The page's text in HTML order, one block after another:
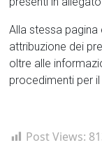
Alla stessa
attribuzione dei
oltre alle
procedimenti per
Post Views: